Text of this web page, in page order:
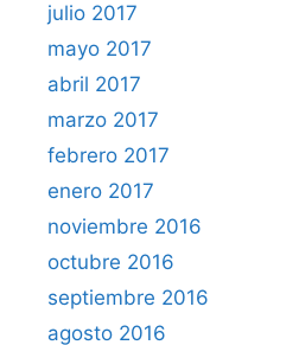
julio 2017
mayo 2017
abril 2017
marzo 2017
febrero 2017
enero 2017
noviembre 2016
octubre 2016
septiembre 2016
agosto 2016